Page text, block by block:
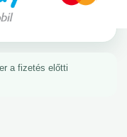
a fizetés előtti